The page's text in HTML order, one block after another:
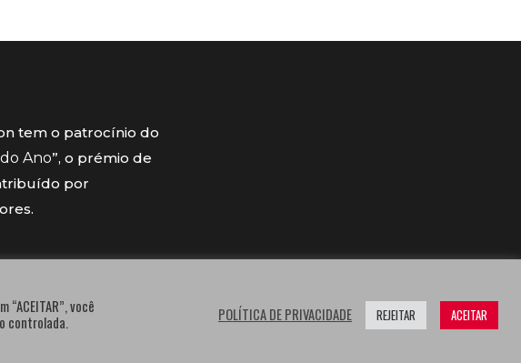
tem o patrocínio do
Ano”, o prémio de
por
você
controlada.
POLÍTICA DE PRIVACIDADE REJEITAR ACEITAR